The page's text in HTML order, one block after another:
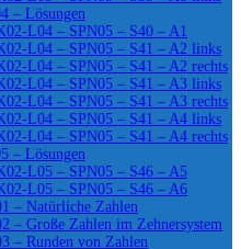
– Lösungen
L04 – SPN05 – S40 – A1
L04 – SPN05 – S41 – A2 links
L04 – SPN05 – S41 – A2 rechts
L04 – SPN05 – S41 – A3 links
L04 – SPN05 – S41 – A3 rechts
L04 – SPN05 – S41 – A4 links
L04 – SPN05 – S41 – A4 rechts
– Lösungen
L05 – SPN05 – S46 – A5
L05 – SPN05 – S46 – A6
– Natürliche Zahlen
– Große Zahlen im Zehnersystem
– Runden von Zahlen